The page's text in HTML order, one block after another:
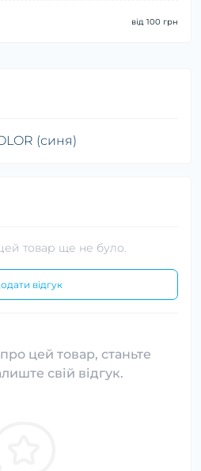
від 100 грн
(синя)
товар ще не було.
відгук
цей товар, станьте
свій відгук.